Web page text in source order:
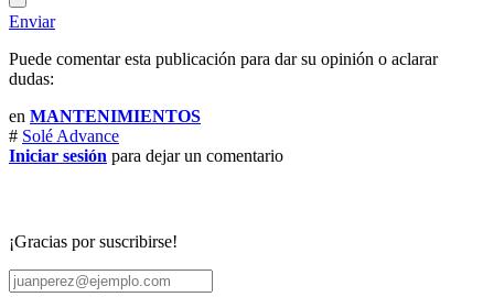
Enviar
Puede comentar esta publicación para dar su opinión o aclarar
dudas:
en MANTENIMIENTOS
# Solé Advance
Iniciar sesión para dejar un comentario
¡Gracias por suscribirse!